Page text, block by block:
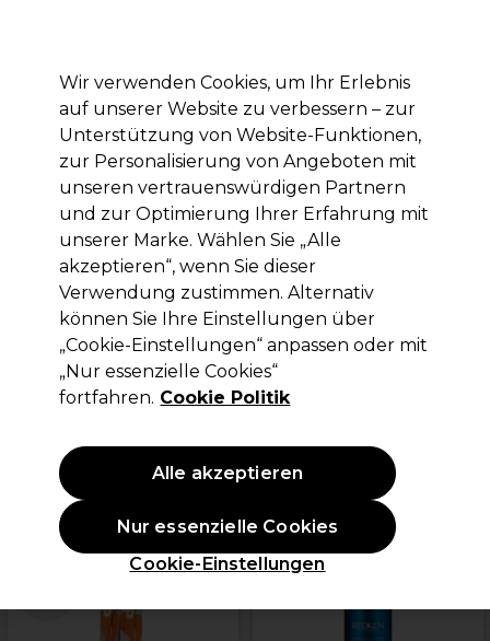
Anmelden
Marken Deals Haare Elektrogeräte Saloneinrichtung
Lieferung und Lieferzeiten
– mehr erfahren
Ups!
Keine Treffer für deine Suche.
hatte keine Treffer. Probiere es mit einem
allgemeineren Suchbegriff.
Das könnte dir gefallen
ANGEBOT
Wir verwenden Cookies, um Ihr Erlebnis
auf unserer Website zu verbessern – zur
Unterstützung von Website-Funktionen,
zur Personalisierung von Angeboten mit
unseren vertrauenswürdigen Partnern
und zur Optimierung Ihrer Erfahrung mit
unserer Marke. Wählen Sie „Alle
akzeptieren“, wenn Sie dieser
Verwendung zustimmen. Alternativ
können Sie Ihre Einstellungen über
„Cookie-Einstellungen“ anpassen oder mit
„Nur essenzielle Cookies“
fortfahren. Cookie Politik
Cookie-Einstellungen
Nur essenzielle Cookies
Alle akzeptieren